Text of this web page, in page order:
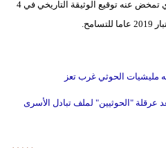
أبوظبي فبراير/ شباط الماضي، والذي تمخض عنه توقيع الوثيقة التاريخي في 4
مليشيات الحوثي غرب تعز
عرقلة "الحوثيين" لملف تبادل الأسرى